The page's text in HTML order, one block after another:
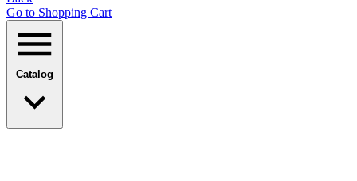
Go to Shopping Сart
Catalog